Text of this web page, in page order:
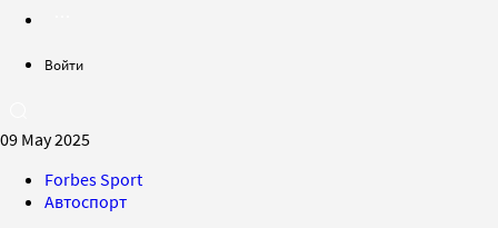
Войти
09 May 2025
Forbes Sport
Автоспорт